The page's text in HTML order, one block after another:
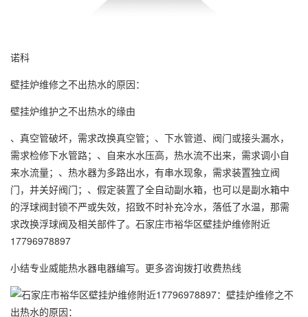
诺科
壁挂炉维修之不出热水的原因：
壁挂炉维护之不出热水的缘由
、真空管破坏，需求改换真空管；、下水管道、阀门或接头漏水，
需求检修下水管路；、自来水水压高，热水流不出来，需求调小自
来水流量；、热水器为多路出水，有串水现象，需求装置独立阀
门，并关好阀门；、假定装置了全自动副水箱，也可以是副水箱中
的浮球阀封锁不严或失效，招致不时补充冷水，落低了水温，那需
求改换浮球阀及相关部件了。石家庄市裕华区壁挂炉维修附近
17796978897
小结专业威能热水器电器编写。更多咨询拨打收费热线